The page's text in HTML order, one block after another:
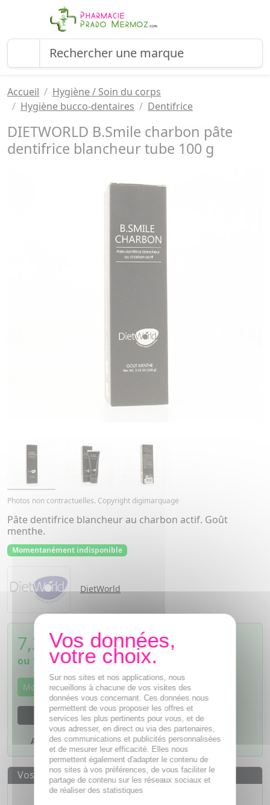
Accueil
Hygiène / Soin du corps
Hygiène bucco-dentaires
Dentifrice
DIETWORLD B.Smile charbon pâte
dentifrice blancheur tube 100 g
Photos non contractuelles. Copyright digimarquage
Pâte dentifrice blancheur au charbon actif. Goût
menthe.
Momentanément indisponible
DietWorld
7,29€ TTC
ou 1,82€si 4 fois sans frais
Momentanément indisponible
M'avertir dès que le produit sera disponible
Ajouter à mes favoris
Vos avantages
Des prixIMBATTABLES
Sur nos sites et nos applications, nous
recueillons à chacune de vos visites des
données vous concernant. Ces données nous
permettent de vous proposer les offres et
services les plus pertinents pour vous, et de
vous adresser, en direct ou via des partenaires,
des communications et publicités personnalisées
et de mesurer leur efficacité. Elles nous
permettent également d'adapter le contenu de
nos sites à vos préférences, de vous faciliter le
partage de contenu sur les réseaux sociaux et
de réaliser des statistiques